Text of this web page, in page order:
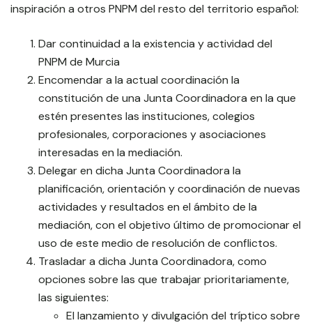
inspiración a otros PNPM del resto del territorio español:
Dar continuidad a la existencia y actividad del
PNPM de Murcia
Encomendar a la actual coordinación la
constitución de una Junta Coordinadora en la que
estén presentes las instituciones, colegios
profesionales, corporaciones y asociaciones
interesadas en la mediación.
Delegar en dicha Junta Coordinadora la
planificación, orientación y coordinación de nuevas
actividades y resultados en el ámbito de la
mediación, con el objetivo último de promocionar el
uso de este medio de resolución de conflictos.
Trasladar a dicha Junta Coordinadora, como
opciones sobre las que trabajar prioritariamente,
las siguientes:
El lanzamiento y divulgación del tríptico sobre